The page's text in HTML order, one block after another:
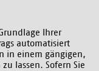
Ihrer
automatisiert
in einem gängigen,
lassen. Sofern Sie